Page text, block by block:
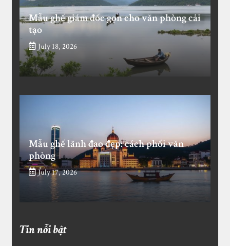
Mẫu ghế giám đốc gọn cho văn phòng cải
tạo
July 18, 2026
Mẫu ghế lãnh đạo đẹp: cách phối văn
phòng
July 17, 2026
Tin nỗi bật